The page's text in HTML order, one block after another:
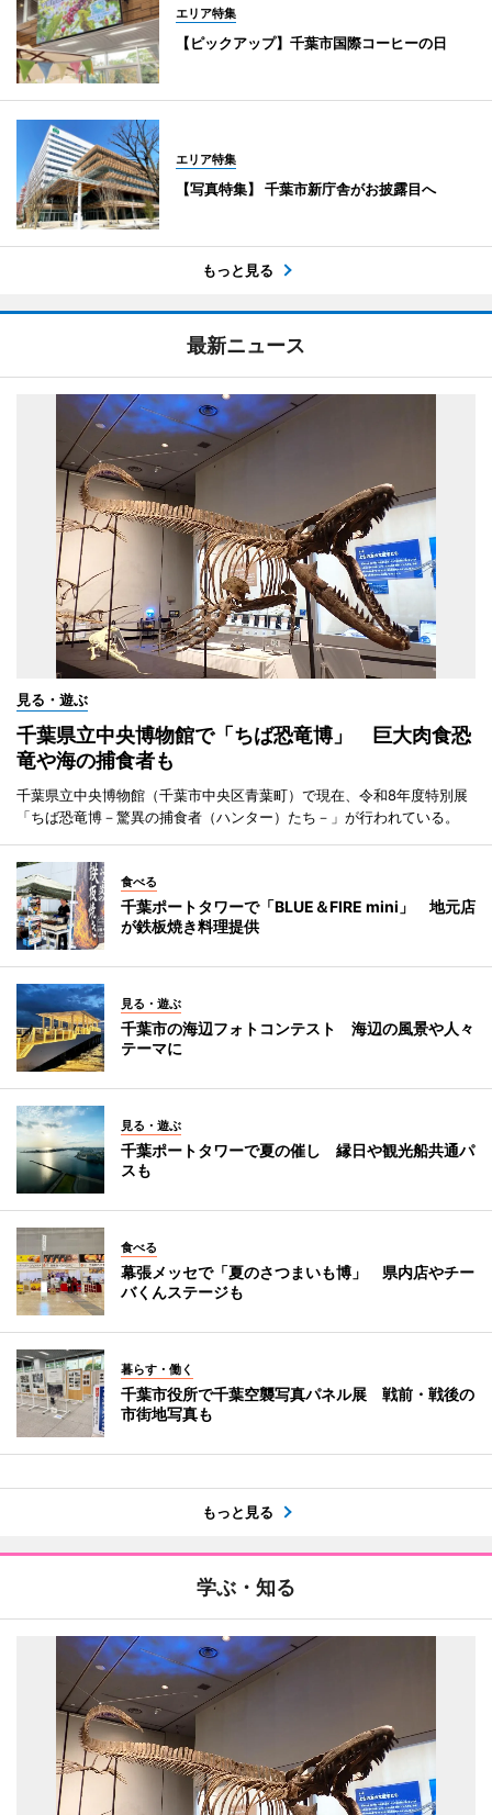
エリア特集
【ピックアップ】千葉市国際コーヒーの日
エリア特集
【写真特集】 千葉市新庁舎がお披露目へ
もっと見る
最新ニュース
見る・遊ぶ
千葉県立中央博物館で「ちば恐竜博」 巨大肉食恐
竜や海の捕食者も
千葉県立中央博物館（千葉市中央区青葉町）で現在、令和8年度特別展
「ちば恐竜博－驚異の捕食者（ハンター）たち－」が行われている。
食べる
千葉ポートタワーで「BLUE＆FIRE mini」 地元店
が鉄板焼き料理提供
見る・遊ぶ
千葉市の海辺フォトコンテスト 海辺の風景や人々
テーマに
見る・遊ぶ
千葉ポートタワーで夏の催し 縁日や観光船共通パ
スも
食べる
幕張メッセで「夏のさつまいも博」 県内店やチー
バくんステージも
暮らす・働く
千葉市役所で千葉空襲写真パネル展 戦前・戦後の
市街地写真も
もっと見る
学ぶ・知る